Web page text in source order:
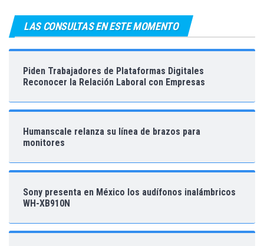
LAS CONSULTAS EN ESTE MOMENTO
Piden Trabajadores de Plataformas Digitales
Reconocer la Relación Laboral con Empresas
Humanscale relanza su línea de brazos para
monitores
Sony presenta en México los audífonos inalámbricos
WH-XB910N